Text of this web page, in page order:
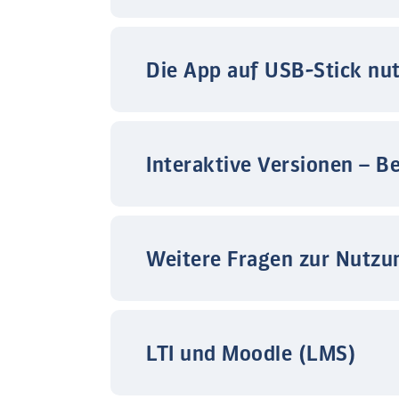
Die App auf USB-Stick
Interaktive Versionen –
Weitere Fragen zur
LTI und Moodle (LMS)